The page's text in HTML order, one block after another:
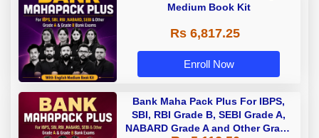
Medium Book Kit
Rs 6,817.25
Enroll Now
Bank Maha Pack Plus For IBPS,
SBI, RBI Grade B, SEBI Grade A,
NABARD Grade A and Other Grade